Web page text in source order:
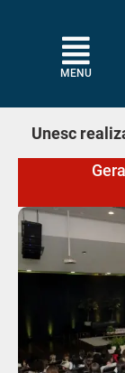
MENU
Unesc
Geral